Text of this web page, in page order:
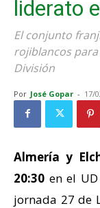
liderato
El conjunto
rojiblancos
División
Por José Gopar - 17/
Almería y
20:30 en el
jornada 27 de